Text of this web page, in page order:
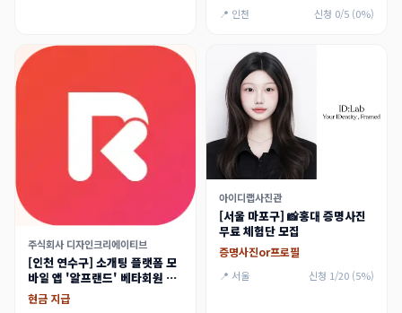
📍 인천 신청 0/5 (0%)
주식회사 디자인크리에이티브
[인천 연수구] 소개팅 플랫폼 모
바일 앱 '알프랜드' 베타회원 모
집
현금 지급
아이디랩사진관
[서울 마포구] 📸홍대 증명사진
무료 체험단 모집
증명사진or프로필
📍 서울 신청 1/20 (5%)